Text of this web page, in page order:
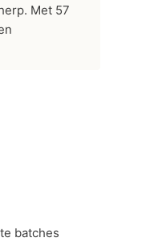
Met 57
batches